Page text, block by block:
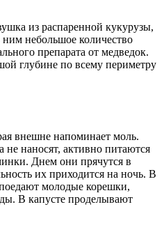
из распаренной кукурузы,
небольшое количество
препарата от медведок.
глубине по всему периметру
внешне напоминает моль.
не наносят, активно питаются
Днем они прячутся в
их приходится на ночь. В
молодые корешки,
В капусте проделывают